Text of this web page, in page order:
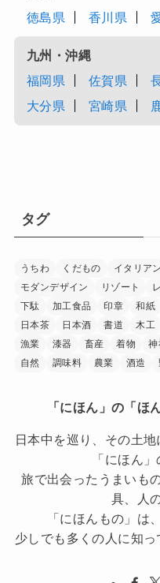
徳島県
香川県
九州・沖縄
福岡県
佐賀県
大分県
宮崎県
タグ
うちわ くだもの イタリアン
モダンデザイン
リゾート
下駄
加工食品 印章 和紙
日本茶
日本酒 書道 木工
漁業
漆器 畜産 着物 神
自然
調味料 農業 酒造
「にほん」の「ほ
日本中を巡り、その土
「にほん
旅で出会ったうまいも
具、人
「にほんもの」は
少しでも多くの人に知っ